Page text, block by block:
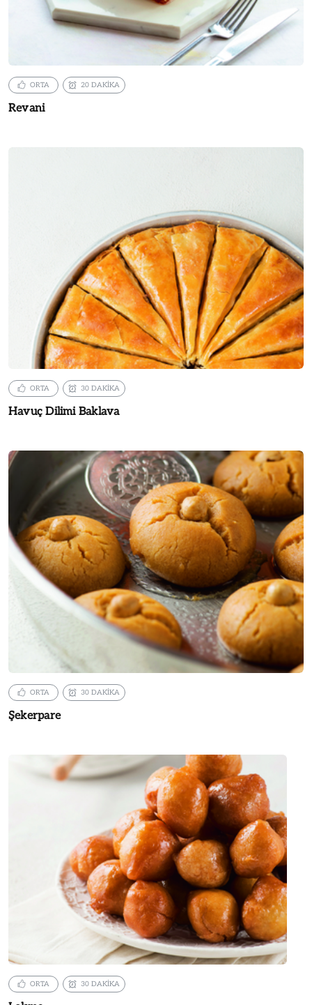
ORTA 20 DAKİKA
Revani
ORTA 30 DAKİKA
Havuç Dilimi Baklava
ORTA 30 DAKİKA
Şekerpare
ORTA 30 DAKİKA